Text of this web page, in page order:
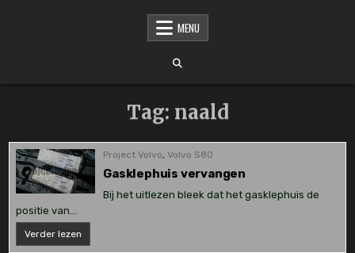
MENU
Tag: naald
Project Volvo,Volvo S80
Gasklephuis vervangen
Bij het uitlezen bleek dat het gasklephuis de
positie van…
Verder lezen
vervangen